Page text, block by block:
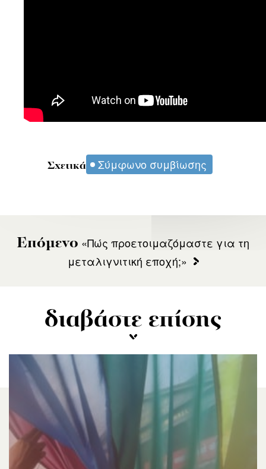
Σχετικά Σύμφωνο συμβίωσης
Επόμενο «Πώς προετοιμαζόμαστε για τη
μεταλιγνιτική εποχή;»
διαβάστε επίσης